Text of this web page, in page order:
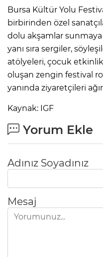
Bursa Kültür Yolu
birbirinden özel
dolu akşamlar
yanı sıra sergiler,
atölyeleri, çocuk
oluşan zengin festival
yanında ziyaretçileri
Kaynak: IGF
Yorum Ekle
Adınız Soyadınız
Mesaj